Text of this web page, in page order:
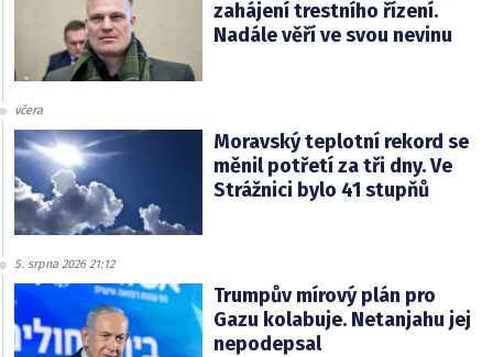
zahájení trestního řízení.
Nadále věří ve svou nevinu
včera
Moravský teplotní rekord se
měnil potřetí za tři dny. Ve
Strážnici bylo 41 stupňů
5. srpna 2026 21:12
Trumpův mírový plán pro
Gazu kolabuje. Netanjahu jej
nepodepsal